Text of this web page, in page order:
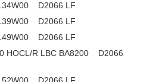
D2066 LF
D2066 LF
D2066 LF
HOCL/R LBC BA8200 D2066